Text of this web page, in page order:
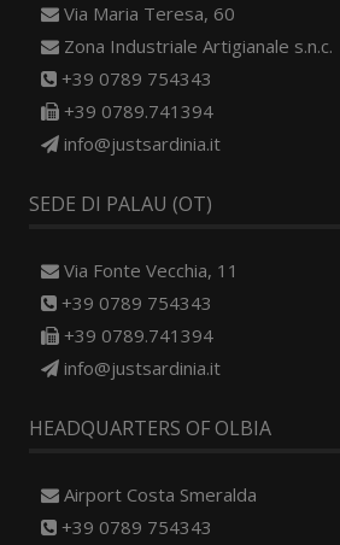
Via Maria Teresa, 60
Zona Industriale Artigianale s.n.c.
+39 0789 754343
+39 0789.741394
info@justsardinia.it
SEDE DI PALAU (OT)
Via Fonte Vecchia, 11
+39 0789 754343
+39 0789.741394
info@justsardinia.it
HEADQUARTERS OF OLBIA
Airport Costa Smeralda
+39 0789 754343